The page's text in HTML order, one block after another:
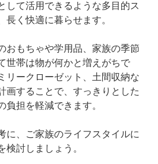
して活用できるような多目的ス
長く快適に暮らせます。
おもちゃや学用品、家族の季節
世帯は物が何かと増えがちで
リークローゼット、土間収納な
画することで、すっきりとした
負担を軽減できます。
に、ご家族のライフスタイルに
検討しましょう。